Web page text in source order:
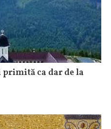
ca dar de la